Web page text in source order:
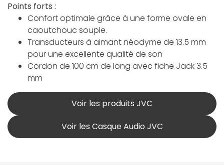
Points forts :
Confort optimale grâce à une forme ovale en
caoutchouc souple.
Transducteurs à aimant néodyme de 13.5 mm
pour une excellente qualité de son
Cordon de 100 cm de long avec fiche Jack 3.5
mm
Voir les produits JVC
Voir les Casque Audio JVC